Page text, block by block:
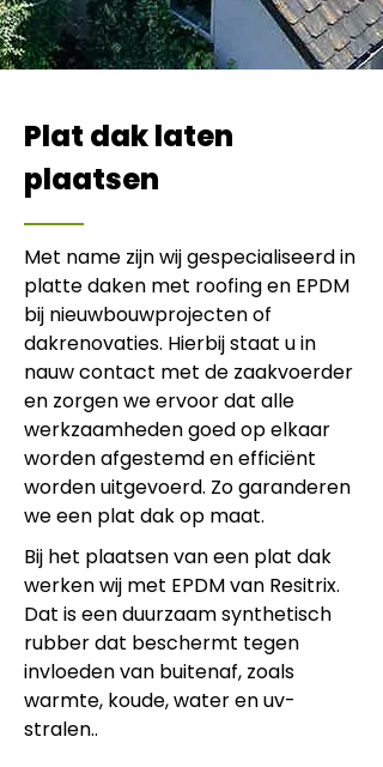
Plat dak laten
plaatsen
Met name zijn wij gespecialiseerd in
platte daken met roofing en EPDM
bij nieuwbouwprojecten of
dakrenovaties. Hierbij staat u in
nauw contact met de zaakvoerder
en zorgen we ervoor dat alle
werkzaamheden goed op elkaar
worden afgestemd en efficiënt
worden uitgevoerd. Zo garanderen
we een plat dak op maat.
Bij het plaatsen van een plat dak
werken wij met EPDM van Resitrix.
Dat is een duurzaam synthetisch
rubber dat beschermt tegen
invloeden van buitenaf, zoals
warmte, koude, water en uv-
stralen..